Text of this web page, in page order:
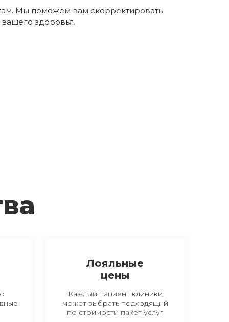
Мы поможем вам скорректировать
здоровья.
Лояльные
цены
Каждый пациент клиники
может выбрать подходящий
по стоимости пакет услуг